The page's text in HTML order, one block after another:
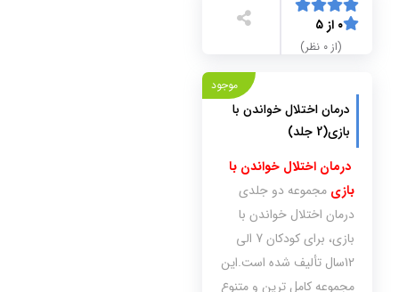
۰ از ۵
(از ۰ نظر)
درمان اختلال خواندن با
بازی(2 جلد)
موجود
درمان اختلال‌ خواندن با
بازی مجموعه دو جلدی
درمان اختلال خواندن با
بازی، برای کودکان 7 الی
12سال تألیف شده است.این
مجموعه کامل ترین و متنوع